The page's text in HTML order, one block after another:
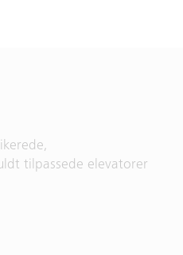
tilpassede elevatorer